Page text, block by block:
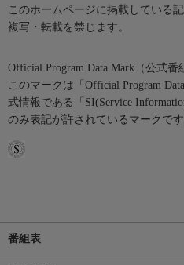
このホームページに掲載している
複写・転載を禁じます。
Official Program Data Mark（公式番
このマークは「Official Program
式情報である「SI(Service
のみ表記が許されているマークです
番組表